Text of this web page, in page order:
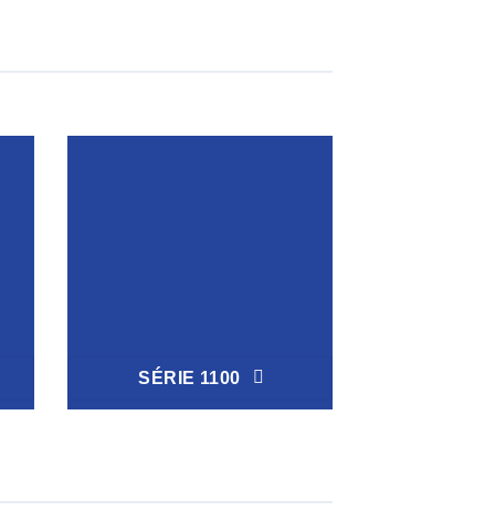
SÉRIE 1100